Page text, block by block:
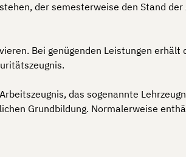
der semesterweise den Stand der
Bei genügenden Leistungen erhält
das sogenannte
Grundbildung. Normalerweise